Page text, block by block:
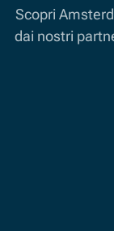
Scopri
dai nostri